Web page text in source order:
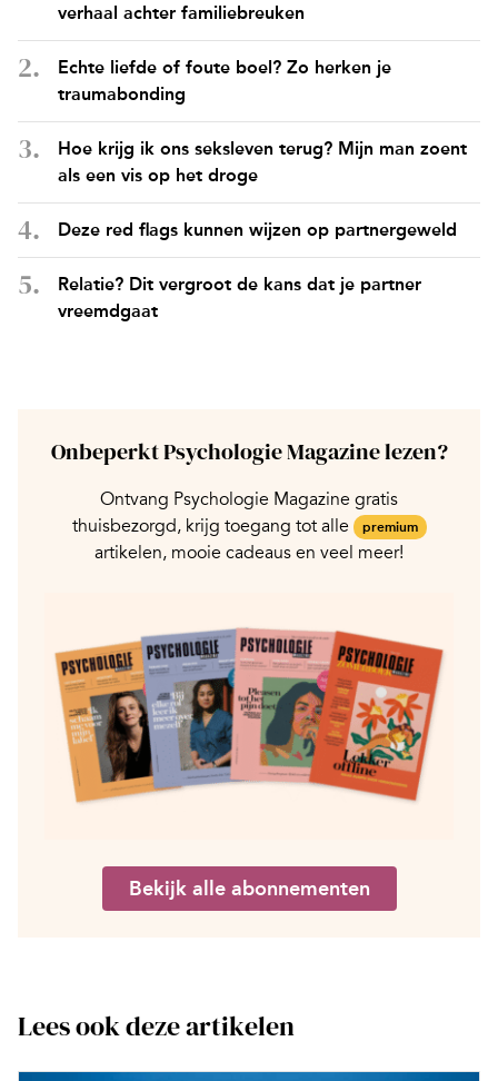
verhaal achter familiebreuken
Echte liefde of foute boel? Zo herken je
traumabonding
Hoe krijg ik ons seksleven terug? Mijn man zoent
als een vis op het droge
Deze red flags kunnen wijzen op partnergeweld
Relatie? Dit vergroot de kans dat je partner
vreemdgaat
Onbeperkt Psychologie Magazine lezen?
Ontvang Psychologie Magazine gratis
thuisbezorgd, krijg toegang tot alle
premium
artikelen, mooie cadeaus en veel meer!
Bekijk alle abonnementen
Lees ook deze artikelen